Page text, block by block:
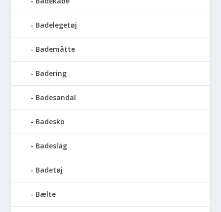
Badelegetøj
Bademåtte
Badering
Badesandal
Badesko
Badeslag
Badetøj
Bælte